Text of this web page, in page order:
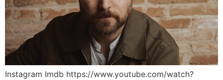
Instagram Imdb https://www.youtube.com/watch?